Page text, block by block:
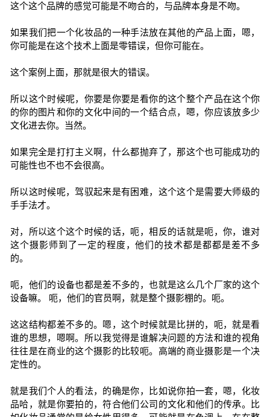
这个这个品牌的感觉可能是不吻合的，与品牌本身是不吻。
如果我们把一个化妆品的一种手法放在其他的产品上面，嗯，
你可能是在这个技术上面是零错误，但你可能在。
这个案例上面，那就是很大的错误。
所以这个时候呢，你要是你要是看你的这个整个产品在这个你
的你的图片和你的文化中间的一个结合点，嗯，你应该放多少
文化进去你。当然。
如果完全是打打主义啊，什么都抛弃了，那这个也可能成功的
可能性也不也不会很高。
所以这时候呢，驾驭起来是有困难，这个这个是需要大师级的
手手法才。
对，所以这个这个时候的话，呃，相反的话就是呃，你，谁对
这个摄影师到了一定的程度，他们的技术都是都都是差不多
的。
呃，他们的设备也都是差不多的，也就是这么几个厂家的这个
设备嘛。 呃，他们的官员啊，就是整个摄影棚的。呃。
这这结构都差不多的。嗯，这个时候就是比拼的，呃，就是看
谁的思想，嗯啊。所以我觉得是谁解决问题的方法和谁的视角
往往是在商业的这个摄影的比较呃。高端的商业摄影是一个决
定性的。
就是我们个人的看法，的确是你，比如说你拍一套，嗯，化妆
品哈，就是你要拍的，符合他们公司的文化和他们的传承。比